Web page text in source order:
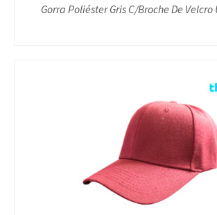
Gorra Poliéster Gris C/Broche De